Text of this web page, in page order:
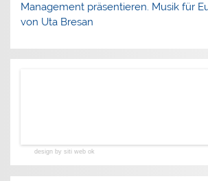
Management präsentieren. Musik für
von Uta Bresan
design by siti web ok